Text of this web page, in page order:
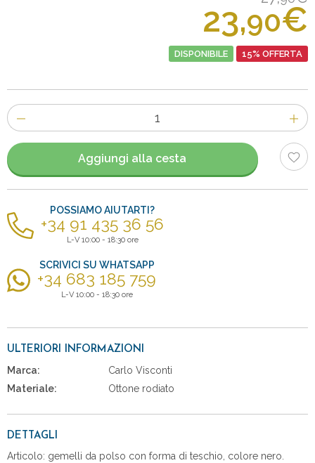
23,90€
DISPONIBILE 15% OFFERTA
Numero
di
articoli
Aggiungi alla cesta
POSSIAMO AIUTARTI?
+34 91 435 36 56
L-V 10:00 - 18:30 ore
SCRIVICI SU WHATSAPP
+34 683 185 759
L-V 10:00 - 18:30 ore
ULTERIORI INFORMAZIONI
Marca:
Carlo Visconti
Materiale:
Ottone rodiato
DETTAGLI
Articolo: gemelli da polso con forma di teschio, colore nero.